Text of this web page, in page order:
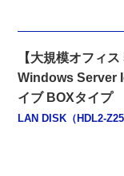
【大規模オフィス
Windows Server
イブ BOXタイプ
LAN DISK（HDL2-